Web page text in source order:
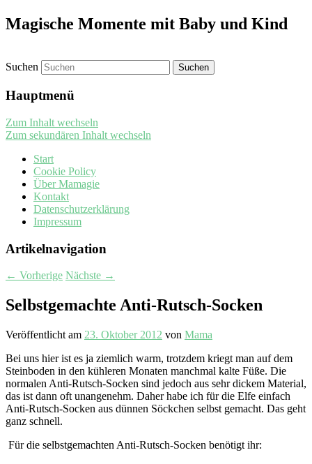
Magische Momente mit Baby und Kind
Suchen
Hauptmenü
Zum Inhalt wechseln
Zum sekundären Inhalt wechseln
Start
Cookie Policy
Über Mamagie
Kontakt
Datenschutzerklärung
Impressum
Artikelnavigation
← Vorherige Nächste →
Selbstgemachte Anti-Rutsch-Socken
Veröffentlicht am 23. Oktober 2012 von Mama
Bei uns hier ist es ja ziemlich warm, trotzdem kriegt man auf dem
Steinboden in den kühleren Monaten manchmal kalte Füße. Die
normalen Anti-Rutsch-Socken sind jedoch aus sehr dickem Material,
das ist dann oft unangenehm. Daher habe ich für die Elfe einfach
Anti-Rutsch-Socken aus dünnen Söckchen selbst gemacht. Das geht
ganz schnell.
Für die selbstgemachten Anti-Rutsch-Socken benötigt ihr: